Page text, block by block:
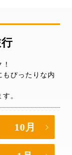
ぴったりな内
。
10月